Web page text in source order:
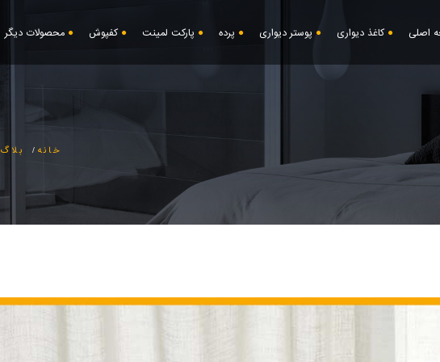
اصلی کاغذ دیواری پوستر دیواری پرده پارکت لمینت کفپوش محصولات دیگر
خانه بلاگ